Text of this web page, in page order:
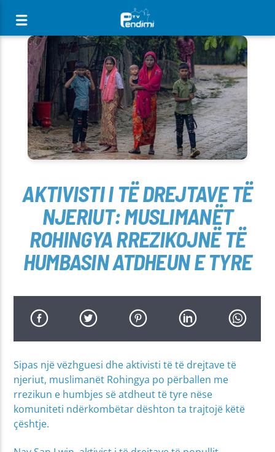
[There are no radio stations in the database]
AKTIVISTI I TË DREJTAVE TË
NJERIUT: MUSLIMANËT
ROHINGYA RREZIKOJNË TË
HUMBASIN ATDHEUN E TYRE
Sipas një vëzhguesi dhe aktivisti të të drejtave të
njeriut, muslimanët Rohingya po përballen me
rrezikun e humbjes së atdheut të tyre nëse
komuniteti ndërkombëtar dështon ta trajtojë këtë
çështje.